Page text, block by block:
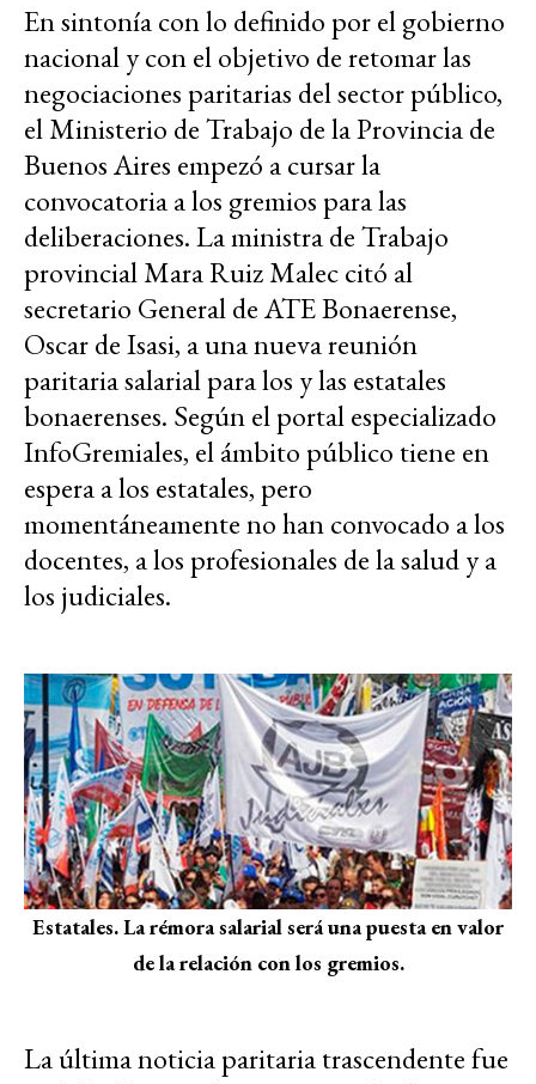
En sintonía con lo definido por el gobierno
nacional y con el objetivo de retomar las
negociaciones paritarias del sector público,
el Ministerio de Trabajo de la Provincia de
Buenos Aires empezó a cursar la
convocatoria a los gremios para las
deliberaciones. La ministra de Trabajo
provincial Mara Ruiz Malec citó al
secretario General de ATE Bonaerense,
Oscar de Isasi, a una nueva reunión
paritaria salarial para los y las estatales
bonaerenses. Según el portal especializado
InfoGremiales, el ámbito público tiene en
espera a los estatales, pero
momentáneamente no han convocado a los
docentes, a los profesionales de la salud y a
los judiciales.
Estatales. La rémora salarial será una puesta en valor
de la relación con los gremios.
La última noticia paritaria trascendente fue